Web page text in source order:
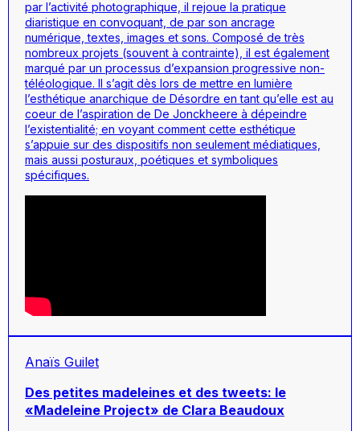
par l’activité photographique, il rejoue la pratique
diaristique en convoquant, de par son ancrage
numérique, textes, images et sons. Composé de très
nombreux projets (souvent à contrainte), il est également
marqué par un processus d’expansion progressive non-
téléologique. Il s’agit dès lors de mettre en lumière
l’esthétique anarchique de Désordre en tant qu’elle est au
coeur de l’aspiration de De Jonckheere à dépeindre
l’existentialité; en voyant comment cette esthétique
s’appuie sur des dispositifs non seulement médiatiques,
mais aussi posturaux, poétiques et symboliques
spécifiques.
Anaïs Guilet
Des petites madeleines et des tweets: le
«Madeleine Project» de Clara Beaudoux